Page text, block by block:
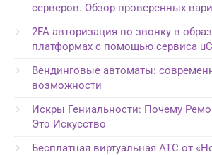
серверов. Обзор проверенных
2FA авторизация по звонку в
платформах с помощью сервиса
Вендинговые автоматы:
возможности
Искры Гениальности: Почему
Это Искусство
Бесплатная виртуальная АТС от